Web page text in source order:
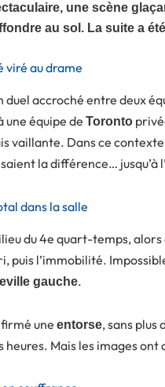
une scène
au sol. La suite a
viré au drame
accroché entre deux
équipe de Toronto
vaillante. Dans ce
la différence… jusqu’à
dans la salle
du 4e quart-temps,
puis l’immobilité.
gauche.
une entorse, sans plus
heures. Mais les images ont